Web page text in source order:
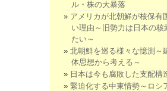
ル・株の大暴落
アメリカが北朝鮮が核保有
い理由～旧勢力は日本の核
たい～
北朝鮮を巡る様々な憶測～
体思想から考える～
日本は今も腐敗した支配構
緊迫化する中東情勢～ロシ